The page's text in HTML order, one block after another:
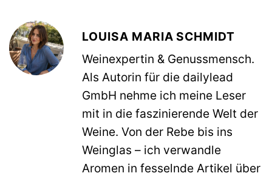
LOUISA MARIA SCHMIDT
Weinexpertin & Genussmensch.
Als Autorin für die dailylead
GmbH nehme ich meine Leser
mit in die faszinierende Welt der
Weine. Von der Rebe bis ins
Weinglas – ich verwandle
Aromen in fesselnde Artikel über